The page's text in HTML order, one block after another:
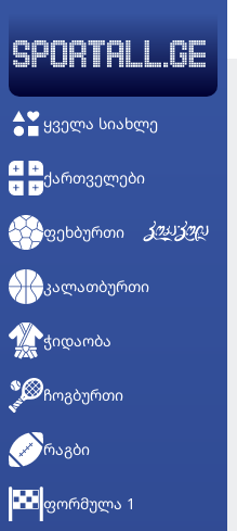
ᲧᲕᲔᲚᲐ ᲡᲘᲐᲮᲚᲔ
ᲥᲐᲠᲗᲕᲔᲚᲔᲑᲘ
ᲤᲔᲮᲑᲣᲠᲗᲘ
ᲙᲐᲚᲐᲗᲑᲣᲠᲗᲘ
ᲭᲘᲓᲐᲝᲑᲐ
ᲩᲝᲒᲑᲣᲠᲗᲘ
ᲠᲐᲒᲑᲘ
ᲤᲝᲠᲛᲣᲚᲐ 1